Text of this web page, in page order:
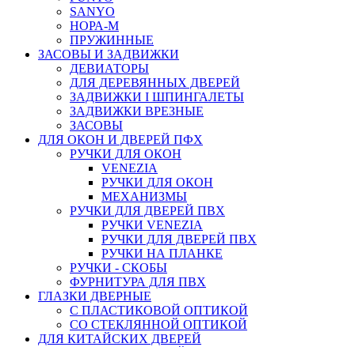
SANYO
НОРА-М
ПРУЖИННЫЕ
ЗАСОВЫ И ЗАДВИЖКИ
ДЕВИАТОРЫ
ДЛЯ ДЕРЕВЯННЫХ ДВЕРЕЙ
ЗАДВИЖКИ I ШПИНГАЛЕТЫ
ЗАДВИЖКИ ВРЕЗНЫЕ
ЗАСОВЫ
ДЛЯ ОКОН И ДВЕРЕЙ ПФХ
РУЧКИ ДЛЯ ОКОН
VENEZIA
РУЧКИ ДЛЯ ОКОН
МЕХАНИЗМЫ
РУЧКИ ДЛЯ ДВЕРЕЙ ПВХ
РУЧКИ VENEZIA
РУЧКИ ДЛЯ ДВЕРЕЙ ПВХ
РУЧКИ НА ПЛАНКЕ
РУЧКИ - СКОБЫ
ФУРНИТУРА ДЛЯ ПВХ
ГЛАЗКИ ДВЕРНЫЕ
С ПЛАСТИКОВОЙ ОПТИКОЙ
СО СТЕКЛЯННОЙ ОПТИКОЙ
ДЛЯ КИТАЙСКИХ ДВЕРЕЙ